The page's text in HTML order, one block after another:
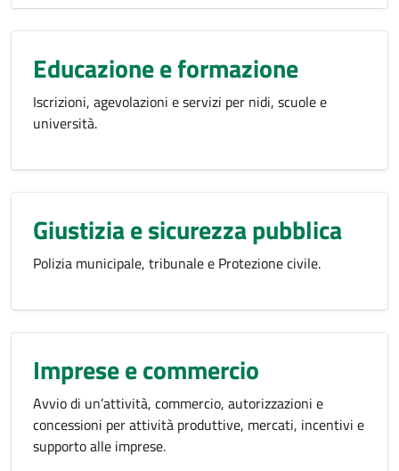
Educazione e formazione
Iscrizioni, agevolazioni e servizi per nidi, scuole e
università.
Giustizia e sicurezza pubblica
Polizia municipale, tribunale e Protezione civile.
Imprese e commercio
Avvio di un’attività, commercio, autorizzazioni e
concessioni per attività produttive, mercati, incentivi e
supporto alle imprese.